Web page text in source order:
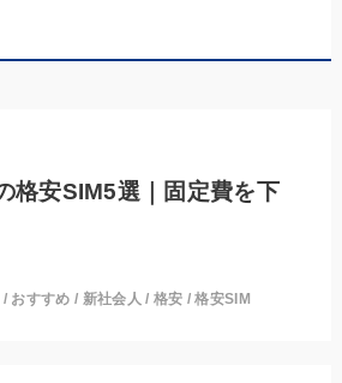
格安SIM5選｜固定費を下
/ おすすめ / 新社会人 / 格安 /格安SIM